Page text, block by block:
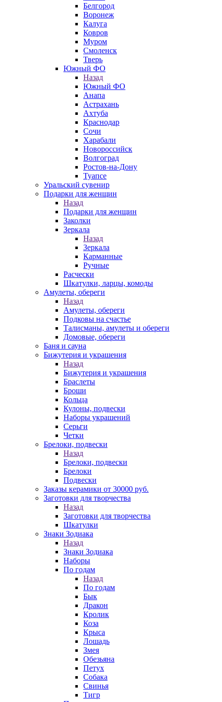
Белгород
Воронеж
Калуга
Ковров
Муром
Смоленск
Тверь
Южный ФО
Назад
Южный ФО
Анапа
Астрахань
Ахтуба
Краснодар
Сочи
Харабали
Новороссийск
Волгоград
Ростов-на-Дону
Туапсе
Уральский сувенир
Подарки для женщин
Назад
Подарки для женщин
Заколки
Зеркала
Назад
Зеркала
Карманные
Ручные
Расчески
Шкатулки, ларцы, комоды
Амулеты, обереги
Назад
Амулеты, обереги
Подковы на счастье
Талисманы, амулеты и обереги
Домовые, обереги
Баня и сауна
Бижутерия и украшения
Назад
Бижутерия и украшения
Браслеты
Броши
Кольца
Кулоны, подвески
Наборы украшений
Серьги
Четки
Брелоки, подвески
Назад
Брелоки, подвески
Брелоки
Подвески
Заказы керамики от 30000 руб.
Заготовки для творчества
Назад
Заготовки для творчества
Шкатулки
Знаки Зодиака
Назад
Знаки Зодиака
Наборы
По годам
Назад
По годам
Бык
Дракон
Кролик
Коза
Крыса
Лошадь
Змея
Обезьяна
Петух
Собака
Свинья
Тигр